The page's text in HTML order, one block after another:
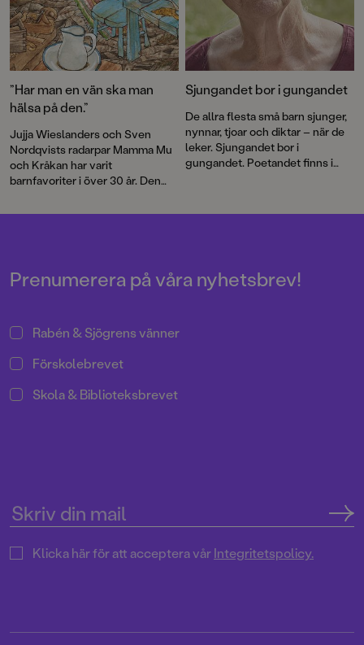
”Har man en vän ska man
hälsa på den.”
Jujja Wieslanders och Sven
Nordqvists radarpar Mamma Mu
och Kråkan har varit
barnfavoriter i över 30 år. Den
ledsenär en varm berättelse om
Sjungandet bor i gungandet
De allra flesta små barn sjunger,
nynnar, tjoar och diktar – när de
leker. Sjungandet bor i
gungandet. Poetandet finns i
Prenumerera på våra nyhetsbrev!
Rabén & Sjögrens vänner
Förskolebrevet
Skola & Biblioteksbrevet
Klicka här för att acceptera vårIntegritetspolicy.